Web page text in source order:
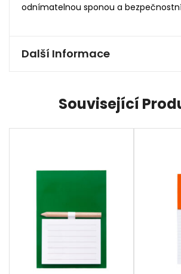
odnímatelnou sponou a
Další Informace
Související